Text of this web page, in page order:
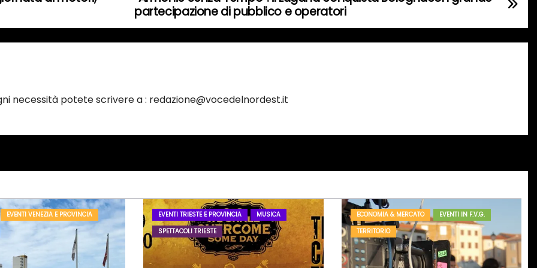
partecipazione di pubblico e operatori
necessità potete scrivere a : redazione@vocedelnordest.it
EVENTI VENEZIA E PROVINCIA
EVENTI TRIESTE E PROVINCIA
MUSICA
SPETTACOLI TRIESTE
ECONOMIA & MERCATO
EVENTI IN F.V.G.
TERRITORIO